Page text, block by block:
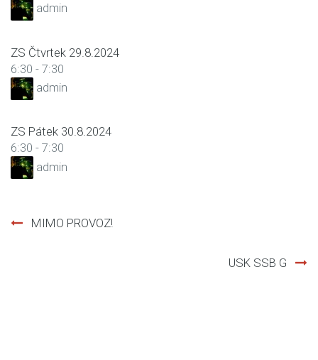
admin
ZS Čtvrtek 29.8.2024
6:30 - 7:30
admin
ZS Pátek 30.8.2024
6:30 - 7:30
admin
MIMO PROVOZ!
USK SSB G